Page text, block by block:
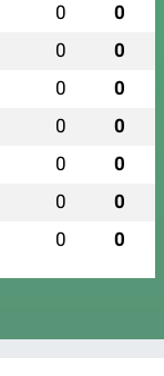
0 0
0 0
0 0
0 0
0 0
0 0
0 0